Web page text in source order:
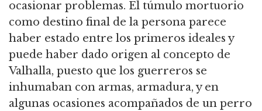
ocasionar problemas. El túmulo mortuorio
como destino final de la persona parece
haber estado entre los primeros ideales y
puede haber dado origen al concepto de
Valhalla, puesto que los guerreros se
inhumaban con armas, armadura, y en
algunas ocasiones acompañados de un perro